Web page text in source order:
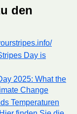
den
Day is
2025: What the
Change
Temperaturen